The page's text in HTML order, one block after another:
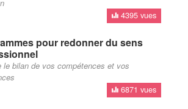
4395 vues
pour redonner du sens
le bilan de vos compétences et vos
6871 vues